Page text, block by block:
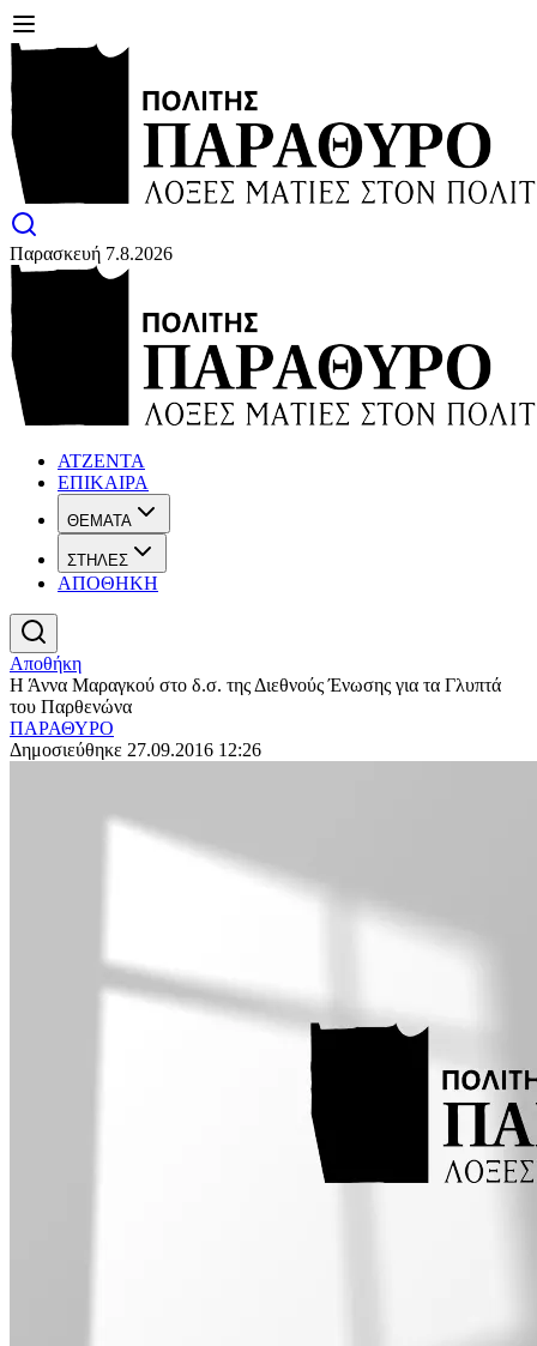
Παρασκευή 7.8.2026
ΑΤΖΕΝΤΑ
ΕΠΙΚΑΙΡΑ
ΘΕΜΑΤΑ
ΣΤΗΛΕΣ
ΑΠΟΘΗΚΗ
Αποθήκη
Η Άννα Μαραγκού στο δ.σ. της Διεθνούς Ένωσης για τα Γλυπτά
του Παρθενώνα
ΠΑΡΑΘΥΡΟ
Δημοσιεύθηκε 27.09.2016 12:26